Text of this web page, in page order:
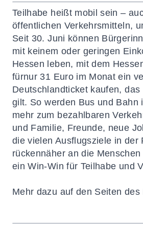
Teilhabe heißt mobil sein –
öffentlichen Verkehrsmitteln,
Seit 30. Juni können
mit keinem oder geringen
Hessen leben, mit dem
fürnur 31 Euro im Monat ein
Deutschlandticket kaufen, das
gilt. So werden Bus und Bahn
mehr zum bezahlbaren
und Familie, Freunde, neue
die vielen Ausflugsziele in der
rückennäher an die
ein Win-Win für Teilhabe und
Mehr dazu auf den Seiten des